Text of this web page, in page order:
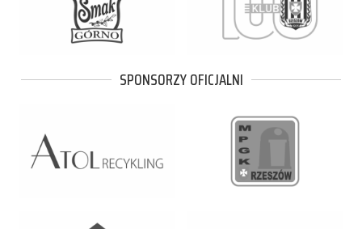
SPONSORZY OFICJALNI